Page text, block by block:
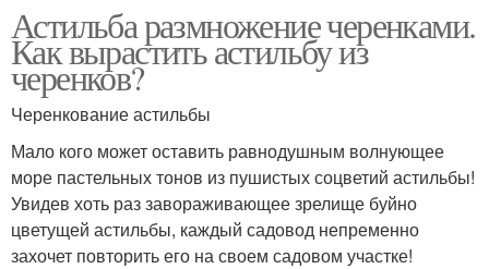
Астильба размножение черенками.
Как вырастить астильбу из
черенков?
Черенкование астильбы
Мало кого может оставить равнодушным волнующее
море пастельных тонов из пушистых соцветий астильбы!
Увидев хоть раз завораживающее зрелище буйно
цветущей астильбы, каждый садовод непременно
захочет повторить его на своем садовом участке!